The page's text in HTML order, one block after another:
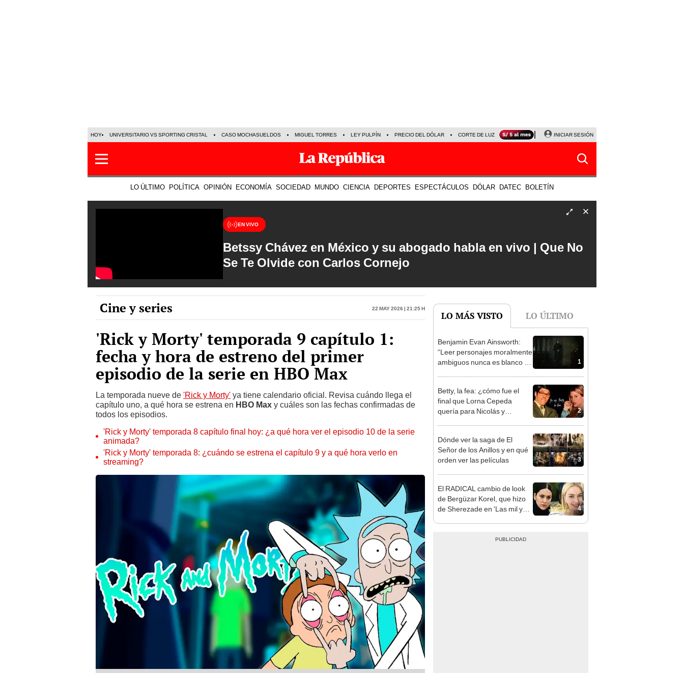
HOY UNIVERSITARIO VS SPORTING CRISTAL CASO MOCHASUELDOS MIGUEL TORRES LEY PULPÍN PRECIO DEL DÓLAR CORTE DE LUZ VIERNES 7 DE AGOSTO ALBERTO BENAVIDES
INICIAR SESIÓN
LO ÚLTIMO POLÍTICA OPINIÓN ECONOMÍA SOCIEDAD MUNDO CIENCIA DEPORTES ESPECTÁCULOS DÓLAR DATEC BOLETÍN
EN VIVO
Betssy Chávez en México y su abogado habla en vivo | Que No
Se Te Olvide con Carlos Cornejo
Cine y series 22 May 2026 | 21:25 h
'Rick y Morty' temporada 9 capítulo 1:
fecha y hora de estreno del primer
episodio de la serie en HBO Max
La temporada nueve de 'Rick y Morty' ya tiene calendario oficial. Revisa cuándo llega el
capítulo uno, a qué hora se estrena en HBO Max y cuáles son las fechas confirmadas de
todos los episodios.
'Rick y Morty' temporada 8 capítulo final hoy: ¿a qué hora ver el episodio 10 de la serie
animada?
'Rick y Morty' temporada 8: ¿cuándo se estrena el capítulo 9 y a qué hora verlo en
streaming?
LO MÁS VISTO LO ÚLTIMO
1
Benjamin Evan Ainsworth:
“Leer personajes moralmente
ambiguos nunca es blanco o
2
Betty, la fea: ¿cómo fue el
final que Lorna Cepeda
quería para Nicolás y
3
Dónde ver la saga de El
Señor de los Anillos y en qué
orden ver las películas
4
El RADICAL cambio de look
de Bergüzar Korel, que hizo
de Sherezade en 'Las mil y